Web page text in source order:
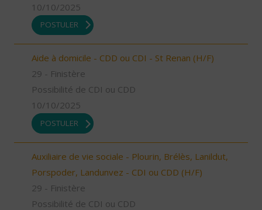
10/10/2025
POSTULER
Aide à domicile - CDD ou CDI - St Renan (H/F)
29 - Finistère
Possibilité de CDI ou CDD
10/10/2025
POSTULER
Auxiliaire de vie sociale - Plourin, Brélès, Lanildut,
Porspoder, Landunvez - CDI ou CDD (H/F)
29 - Finistère
Possibilité de CDI ou CDD